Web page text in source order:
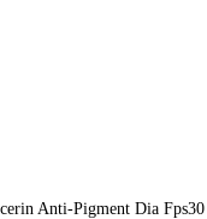
Anti-Pigment Dia